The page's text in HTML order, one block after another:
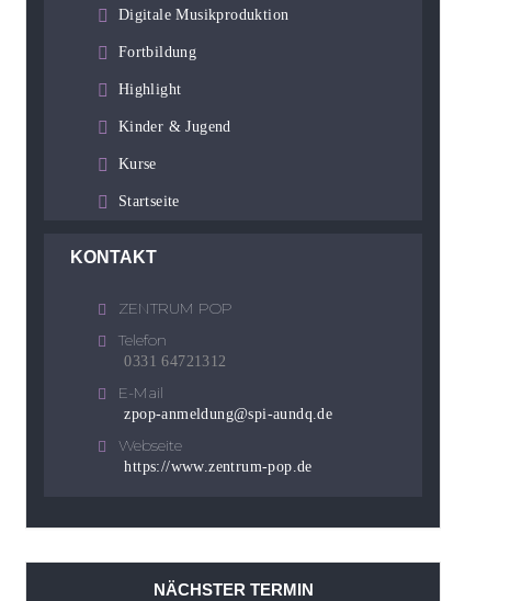
Digitale Musikproduktion
Fortbildung
Highlight
Kinder & Jugend
Kurse
Startseite
KONTAKT
ZENTRUM POP
Telefon
0331 64721312
E-Mail
zpop-anmeldung@spi-aundq.de
Webseite
https://www.zentrum-pop.de
NÄCHSTER TERMIN